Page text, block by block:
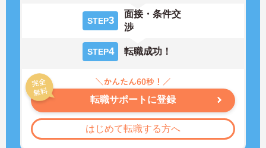
STEP3
面接・条件交
渉
STEP4 転職成功！
転職サポートに登録
はじめて転職する方へ